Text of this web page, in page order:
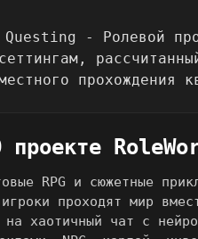
проекте
RPG и сюжетные
проходят мир
на хаотичный чат с